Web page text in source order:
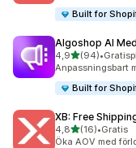
Built for
Algoshop AI
4,9av 5 stjärnor
(94)
94 recensioner
•
Anpassningsbart
Built for
XB: Free
4,8av 5 stjärnor
(16)
16 recensioner
•Gratis
Öka AOV med